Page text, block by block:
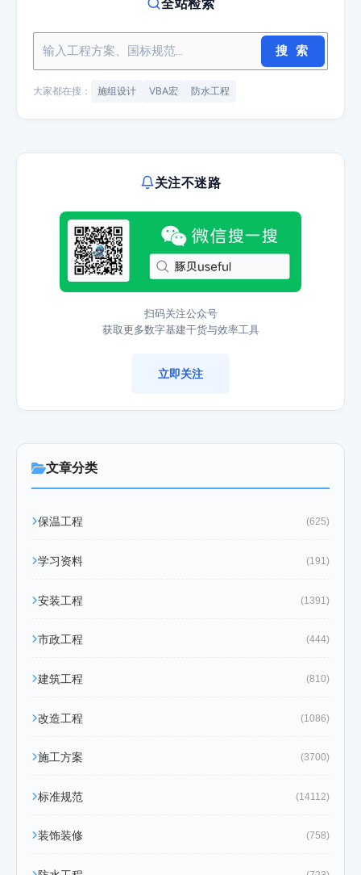
搜 索
大家都在搜： 施组设计 VBA宏 防水工程
关注不迷路
扫码关注公众号
获取更多数字基建干货与效率工具
立即关注
文章分类
保温工程 (625)
学习资料 (191)
安装工程 (1391)
市政工程 (444)
建筑工程 (810)
改造工程 (1086)
施工方案 (3700)
标准规范 (14112)
装饰装修 (758)